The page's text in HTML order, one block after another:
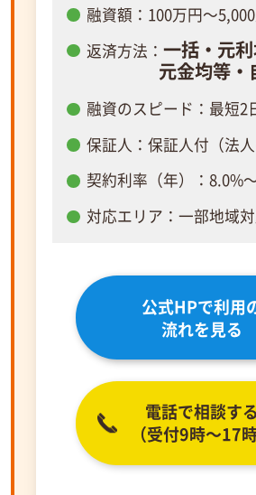
融資額：100万円～
返済方法： 一括・元
元金均等・自
融資のスピード：最短2
保証人：保証人付（法人
契約利率（年）：8.0%
対応エリア：一部地域
公式HPで利用
流れを見る
電話で相談する
（受付9時～17時